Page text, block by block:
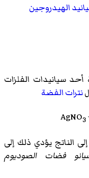
الهيدروجين
سيانيدات الفلزات
نترات الفضة
AgNO3
إلى الناتج يؤدي ذلك إلى
فضات الصوديوم